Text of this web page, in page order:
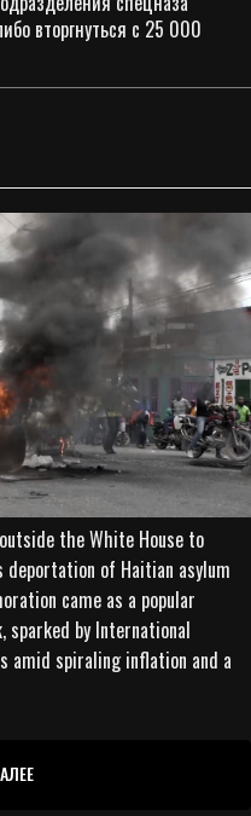
вторгнуться с 25 000
the White House to
deportation of Haitian asylum
came as a popular
by International
amid spiraling inflation and a